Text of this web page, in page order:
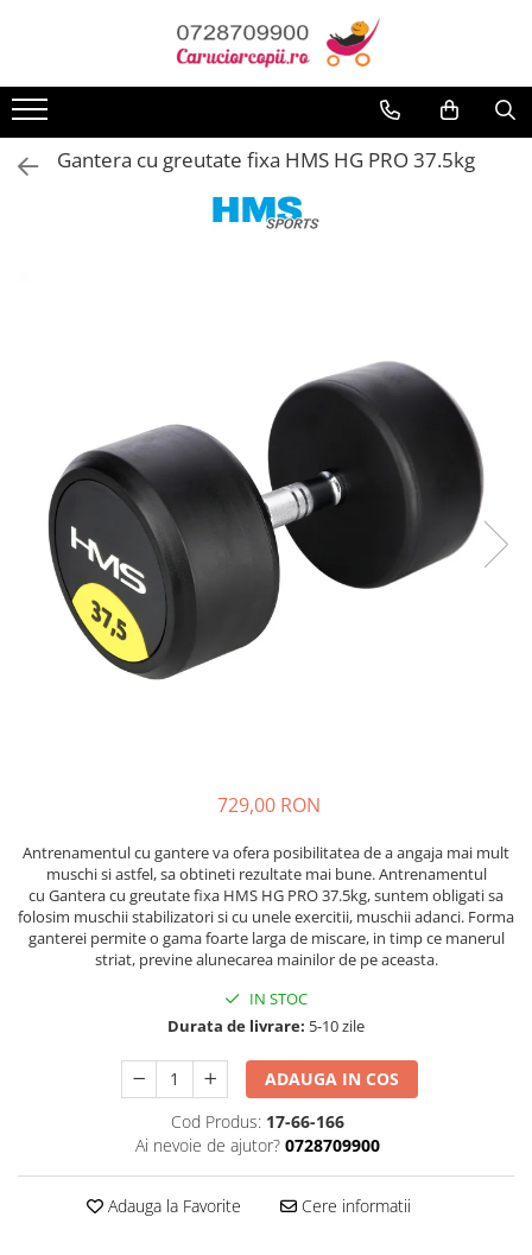
Carucioare copii
Carucioare sport copii
Genti mamici
Umbrele carucioare
Accesorii diverse carucioare
Scaune auto copii
Scaune auto copii de la nastere
Scaune auto 9 kg +
Scaune auto 15 kg +
Inaltatoare auto copii
Patuturi din lemn
Patuturi lemn pana la 120 x 60 cm
Patuturi lemn 140 x 70 cm
Pat copii 160 x 80 cm
Pat tineret
Saltele de la 120 x 60 cm
Saltele de la 140 x 70 cm
Lenjerii patuturi
Gantera cu greutate fixa HMS HG PRO 37.5kg
729,00 RON
Antrenamentul cu gantere va ofera posibilitatea de a angaja mai mult
muschi si astfel, sa obtineti rezultate mai bune. Antrenamentul
cu Gantera cu greutate fixa HMS HG PRO 37.5kg, suntem obligati sa
folosim muschii stabilizatori si cu unele exercitii, muschii adanci. Forma
ganterei permite o gama foarte larga de miscare, in timp ce manerul
striat, previne alunecarea mainilor de pe aceasta.
IN STOC
Durata de livrare: 5-10 zile
ADAUGA IN COS
Cod Produs: 17-66-166
Ai nevoie de ajutor? 0728709900
Adauga la Favorite Cere informatii